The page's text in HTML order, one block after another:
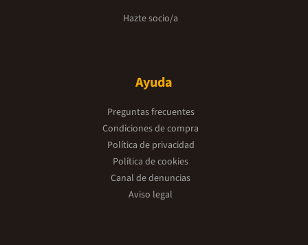
Hazte socio/a
Ayuda
Preguntas frecuentes
Condiciones de compra
Política de privacidad
Política de cookies
Canal de denuncias
Aviso legal